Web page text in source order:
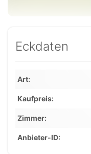
Eckdaten
Art
Kaufpreis
Zimmer
Anbieter-ID